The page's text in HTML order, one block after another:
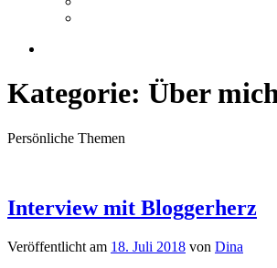
Kategorie: Über
Persönliche Themen
Interview mit Bloggerherz
Veröffentlicht am 18. Juli 2018 von Dina